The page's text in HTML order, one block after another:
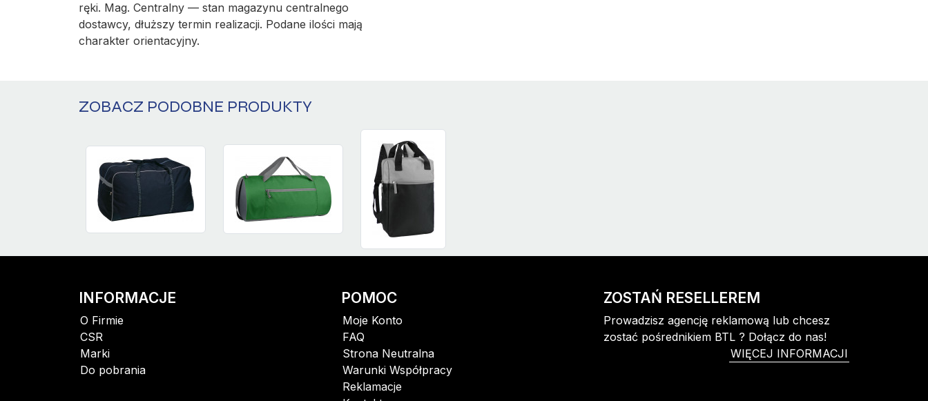
ręki. Mag. Centralny — stan magazynu centralnego
dostawcy, dłuższy termin realizacji. Podane ilości mają
charakter orientacyjny.
ZOBACZ PODOBNE PRODUKTY
INFORMACJE
O Firmie
CSR
Marki
Do pobrania
POMOC
Moje Konto
FAQ
Strona Neutralna
Warunki Współpracy
Reklamacje
ZOSTAŃ RESELLEREM
Prowadzisz agencję reklamową lub chcesz
zostać pośrednikiem BTL ? Dołącz do nas!
WIĘCEJ INFORMACJI